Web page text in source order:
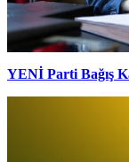
YENİ Parti Bağış